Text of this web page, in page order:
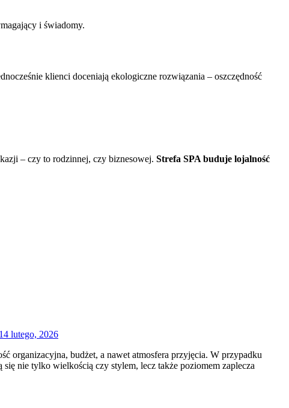
i świadomy.
klienci doceniają ekologiczne rozwiązania – oszczędność
– czy to rodzinnej, czy biznesowej. Strefa SPA buduje lojalność
14 lutego, 2026
organizacyjna, budżet, a nawet atmosfera przyjęcia. W przypadku
się nie tylko wielkością czy stylem, lecz także poziomem zaplecza